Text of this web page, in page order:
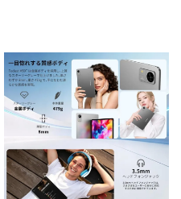
、重力センサー
3.5mmイヤホンジャック、
スロット